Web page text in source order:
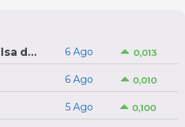
Portugal - Bolsa do Porco do Montijo 6 Ago 0,013
6 Ago 0,010
5 Ago 0,100